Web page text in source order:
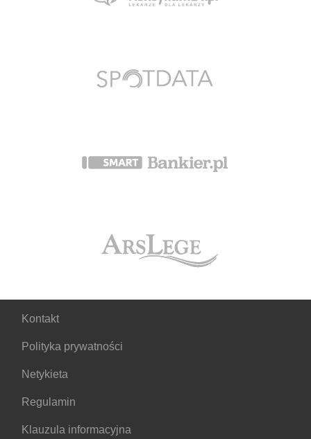
Kontakt
Polityka prywatności
Netykieta
Regulamin
Klauzula informacyjna